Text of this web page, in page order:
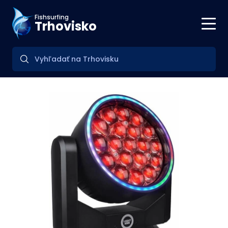
Fishsurfing
Trhovisko